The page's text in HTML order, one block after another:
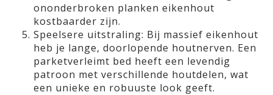
ononderbroken planken eikenhout
kostbaarder zijn.
Speelsere uitstraling: Bij massief eikenhout
heb je lange, doorlopende houtnerven. Een
parketverleimt bed heeft een levendig
patroon met verschillende houtdelen, wat
een unieke en robuuste look geeft.